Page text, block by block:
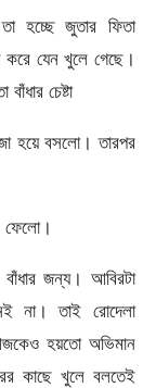
হচ্ছে জুতার ফিতা
করে যেন খুলে গেছে।
চেষ্টা
হয়ে বসলো। তারপর
ফেলো।
জন্য। আবিরটা
না। তাই রোদেলা
হয়তো অভিমান
কাছে খুলে বলতেই